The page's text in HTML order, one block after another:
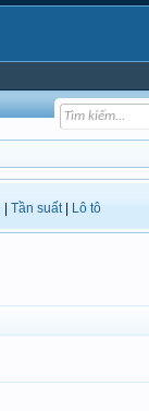
Tần suất| Lô tô